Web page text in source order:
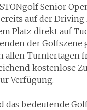
Senior
auf der Driving
Platz direkt auf
der Golfszene
allen Turniertagen
kostenlose
Verfügung.
das bedeutende